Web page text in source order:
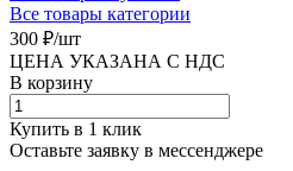
Все товары категории
300 ₽/шт
ЦЕНА УКАЗАНА С НДС
В корзину
Купить в 1 клик
Оставьте заявку в мессенджере